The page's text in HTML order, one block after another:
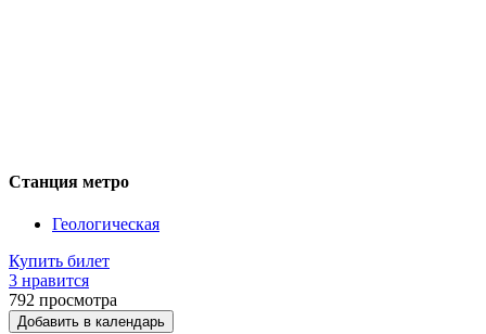
Станция метро
Геологическая
Купить билет
3 нравится
792 просмотра
Добавить в календарь